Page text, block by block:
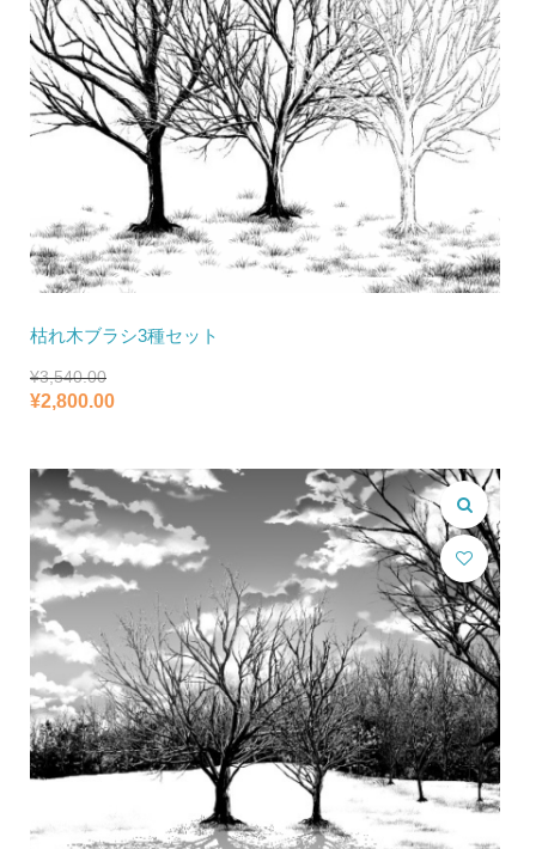
枯れ木ブラシ3種セット
¥3,540.00
元
格
は
¥3,540.00
で
し
た。
¥2,800.00
価
格
は
¥2,800.00
で
す。